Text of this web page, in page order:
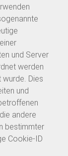
und Server
werden
Dies
und
andere
bestimmter
Cookie-ID